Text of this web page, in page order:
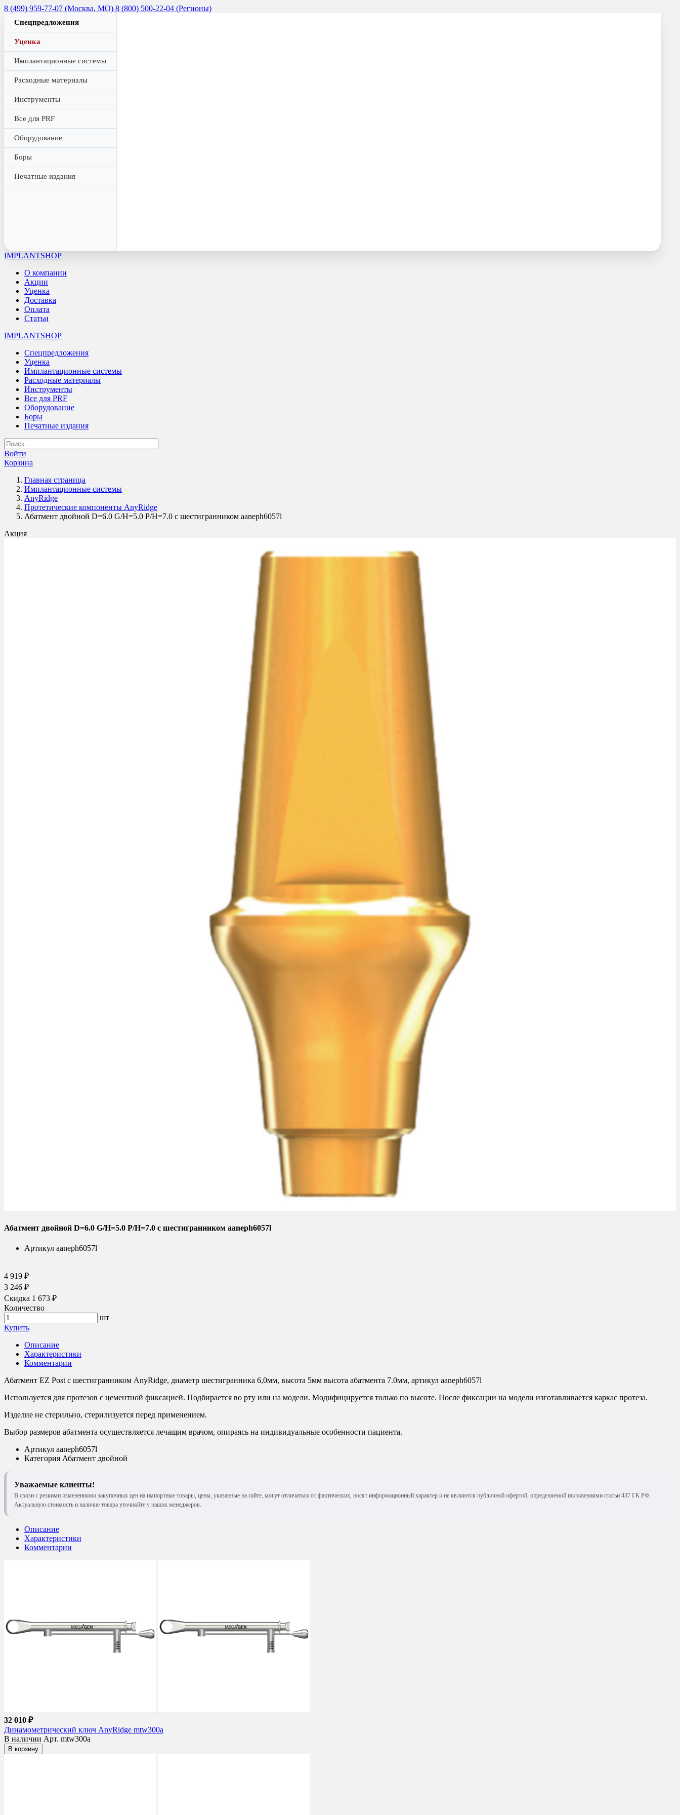
8 (499) 959-77-07 (Москва, МО) 8 (800) 500-22-04 (Регионы)
Спецпредложения
Уценка
Имплантационные системы
Расходные материалы
Инструменты
Все для PRF
Оборудование
Боры
Печатные издания
IMPLANTSHOP
О компании
Акции
Уценка
Доставка
Оплата
Статьи
IMPLANTSHOP
Спецпредложения
Уценка
Имплантационные системы
Расходные материалы
Инструменты
Все для PRF
Оборудование
Боры
Печатные издания
Войти
Корзина
Главная страница
Имплантационные системы
AnyRidge
Протетические компоненты AnyRidge
Абатмент двойной D=6.0 G/H=5.0 P/H=7.0 с шестигранником aaneph6057l
Акция
Абатмент двойной D=6.0 G/H=5.0 P/H=7.0 с шестигранником aaneph6057l
Артикул aaneph6057l
4 919 ₽
3 246 ₽
Скидка 1 673 ₽
Количество
шт
Купить
Описание
Характеристики
Комментарии
Абатмент EZ Post с шестигранником AnyRidge, диаметр шестигранника 6,0мм, высота 5мм высота абатмента 7.0мм, артикул aaneph6057l
Используется для протезов с цементной фиксацией. Подбирается во рту или на модели. Модифицируется только по высоте. После фиксации на модели изготавливается каркас протеза.
Изделие не стерильно, стерилизуется перед применением.
Выбор размеров абатмента осуществляется лечащим врачом, опираясь на индивидуальные особенности пациента.
Артикул aaneph6057l
Категория Абатмент двойной
Уважаемые клиенты!
В связи с резкими изменениями закупочных цен на импортные товары, цены, указанные на сайте, могут отличаться от фактических, носят информационный характер и не являются публичной офертой, определяемой положениями статьи 437 ГК РФ.
Актуальную стоимость и наличие товара уточняйте у наших менеджеров.
Описание
Характеристики
Комментарии
32 010 ₽
Динамометрический ключ AnyRidge mtw300a
В наличии Арт. mtw300a
В корзину